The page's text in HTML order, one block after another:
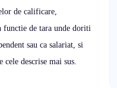
de calificare,
functie de tara unde doriti
sau ca salariat, si
descrise mai sus.